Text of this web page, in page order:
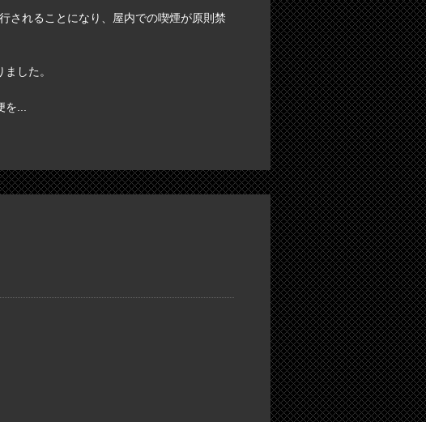
されることになり、屋内での喫煙が原則禁
した。
...